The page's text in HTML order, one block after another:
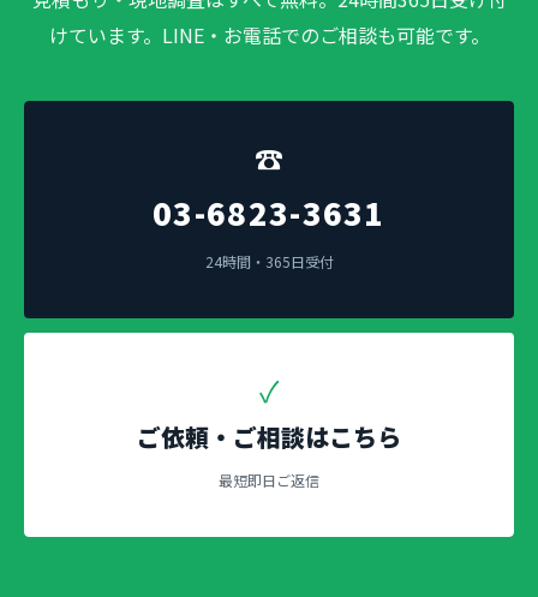
けています。LINE・お電話でのご相談も可能です。
☎
03-6823-3631
24時間・365日受付
✓
ご依頼・ご相談はこちら
最短即日ご返信